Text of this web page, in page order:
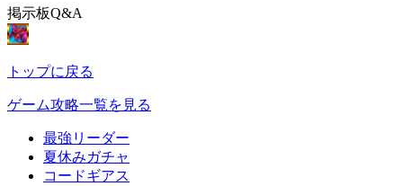
掲示板Q&A
トップに戻る
ゲーム攻略一覧を見る
最強リーダー
夏休みガチャ
コードギアス